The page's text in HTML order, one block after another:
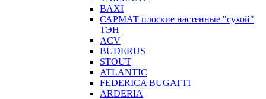
BAXI
САРМАТ плоские настенные "сухой"
ТЭН
ACV
BUDERUS
STOUT
ATLANTIC
FEDERICA BUGATTI
ARDERIA